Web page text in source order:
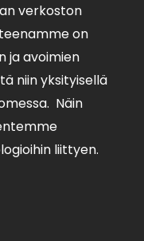
verkoston
on
ja avoimien
niin yksityisellä
Näin
liittyen.